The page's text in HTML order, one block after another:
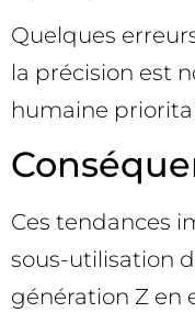
Quelques
la précision est
humaine
Ces tendances
sous-utilisation
génération Z en